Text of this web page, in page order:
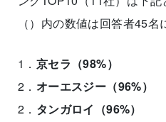
（）内の数値は回答者45名
1． 京セラ（98%）
2． オーエスジー（96%）
2． タンガロイ（96%）